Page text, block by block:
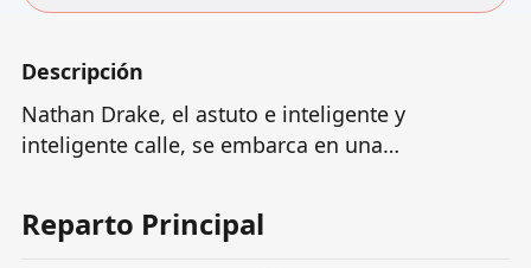
Descripción
Nathan Drake, el astuto e inteligente y
inteligente calle, se embarca en una
compañero Victor "Sully" Sullivan, persiguiendo
el legendario "Gran Tesoro nunca descubierto",
Reparto Principal